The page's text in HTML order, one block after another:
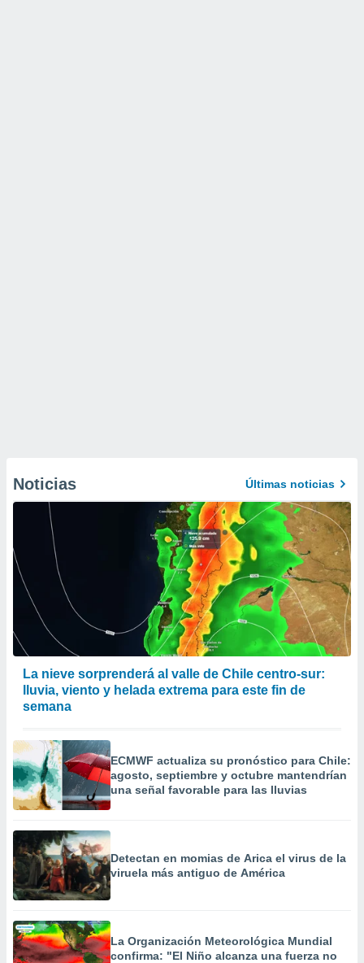
Noticias Últimas noticias
La nieve sorprenderá al valle de Chile centro-sur:
lluvia, viento y helada extrema para este fin de
semana
ECMWF actualiza su pronóstico para Chile:
agosto, septiembre y octubre mantendrían
una señal favorable para las lluvias
Detectan en momias de Arica el virus de la
viruela más antiguo de América
La Organización Meteorológica Mundial
confirma: "El Niño alcanza una fuerza no